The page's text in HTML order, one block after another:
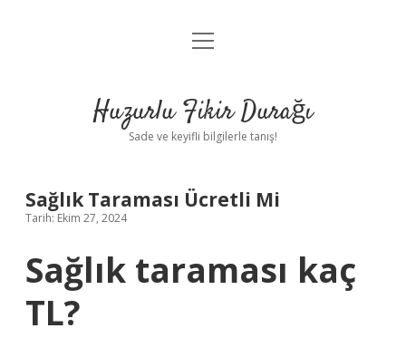
Anasayfa
Yasal Uyarı
menüyü
Huzurlu Fikir Durağı
Sade ve keyifli bilgilerle tanış!
Sağlık Taraması Ücretli Mi
Tarih: Ekim 27, 2024
Sağlık taraması kaç
TL?